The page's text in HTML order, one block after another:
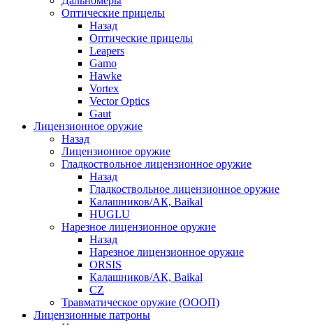
Оптические прицелы
Назад
Оптические прицелы
Leapers
Gamo
Hawke
Vortex
Vector Optics
Gaut
Лицензионное оружие
Назад
Лицензионное оружие
Гладкоствольное лицензионное оружие
Назад
Гладкоствольное лицензионное оружие
Калашников/АК, Baikal
HUGLU
Нарезное лицензионное оружие
Назад
Нарезное лицензионное оружие
ORSIS
Калашников/АК, Baikal
CZ
Травматическое оружие (ОООП)
Лицензионные патроны